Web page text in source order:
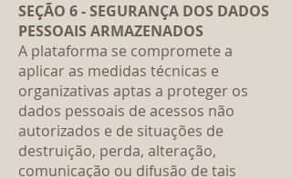
SEÇÃO 6 - SEGURANÇA DOS DADOS
PESSOAIS ARMAZENADOS
A plataforma se compromete a
aplicar as medidas técnicas e
organizativas aptas a proteger os
dados pessoais de acessos não
autorizados e de situações de
destruição, perda, alteração,
comunicação ou difusão de tais